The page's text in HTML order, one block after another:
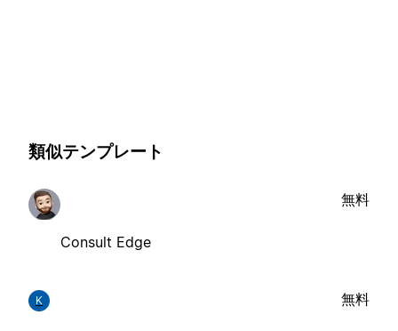
類似テンプレート
Consult Edge
無料
K 無料